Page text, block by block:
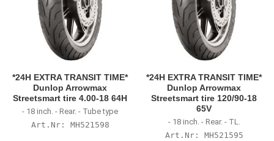
*24H EXTRA TRANSIT TIME*
Dunlop Arrowmax
Streetsmart tire 4.00-18 64H
- 18 inch. - Rear. - Tube type
MH521598
*24H EXTRA TRANSIT TIME*
Dunlop Arrowmax
Streetsmart tire 120/90-18
65V
- 18 inch. - Rear. - TL.
MH521595